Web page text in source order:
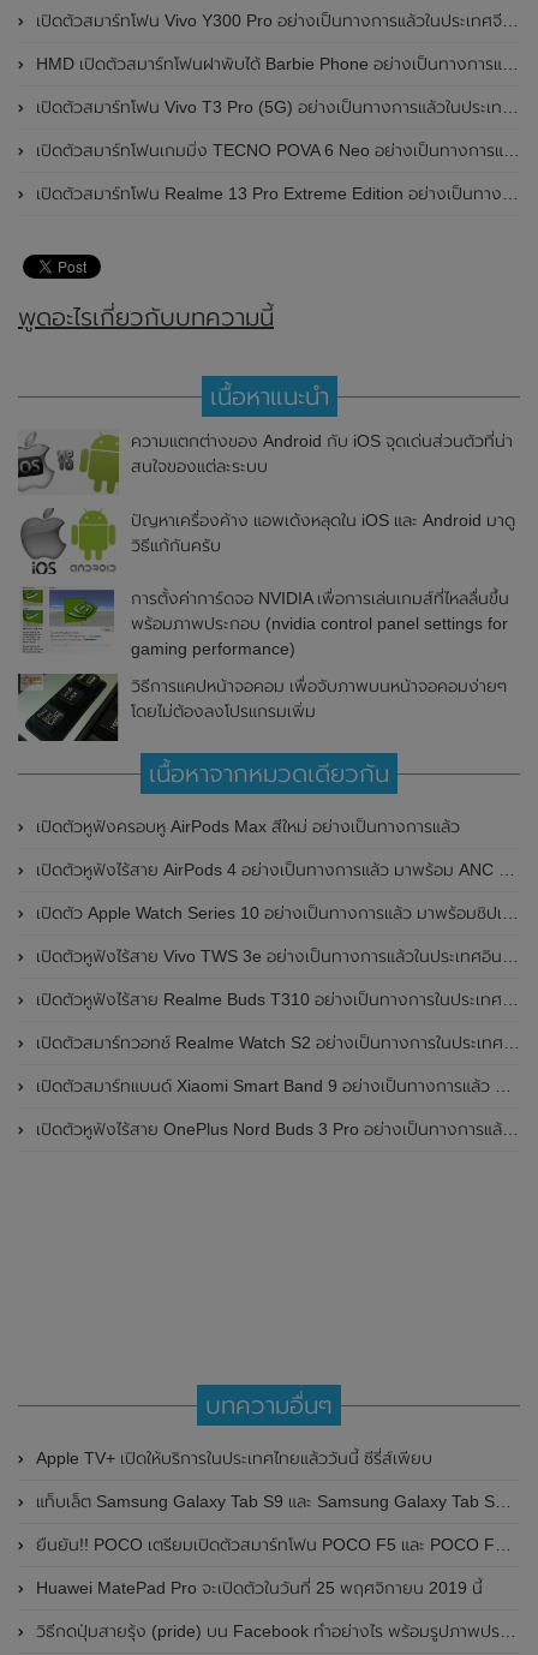
เปิดตัวสมาร์ทโฟน Vivo Y300 Pro อย่างเป็นทางการแล้วในประเทศจีน มาพร้อมดีไซน์พรีเมี่ยม ทนทาน และแบตเตอรี่สุดอึดขนาดใหญ่ 6,500mAh พร้อมรองรับการชาร์จไว 80W
HMD เปิดตัวสมาร์ทโฟนฝาพับได้ Barbie Phone อย่างเป็นทางการแล้ว มาพร้อมธีมสีชมพูสดใส
เปิดตัวสมาร์ทโฟน Vivo T3 Pro (5G) อย่างเป็นทางการแล้วในประเทศอินเดีย
เปิดตัวสมาร์ทโฟนเกมมิ่ง TECNO POVA 6 Neo อย่างเป็นทางการแล้วในประเทศไทย ในราคา 8,499 บาท
เปิดตัวสมาร์ทโฟน Realme 13 Pro Extreme Edition อย่างเป็นทางการแล้วในประเทศจีน
พูดอะไรเกี่ยวกับบทความนี้
เนื้อหาแนะนำ
ความแตกต่างของ Android กับ iOS จุดเด่นส่วนตัวที่น่า
สนใจของแต่ละระบบ
ปัญหาเครื่องค้าง แอพเด้งหลุดใน iOS และ Android มาดู
วิธีแก้กันครับ
การตั้งค่าการ์ดจอ NVIDIA เพื่อการเล่นเกมส์ที่ไหลลื่นขึ้น
พร้อมภาพประกอบ (nvidia control panel settings for
gaming performance)
วิธีการแคปหน้าจอคอม เพื่อจับภาพบนหน้าจอคอมง่ายๆ
โดยไม่ต้องลงโปรแกรมเพิ่ม
เนื้อหาจากหมวดเดียวกัน
เปิดตัวหูฟังครอบหู AirPods Max สีใหม่ อย่างเป็นทางการแล้ว
เปิดตัวหูฟังไร้สาย AirPods 4 อย่างเป็นทางการแล้ว มาพร้อม ANC และฟีเจอร์ใหม่มากมาย
เปิดตัว Apple Watch Series 10 อย่างเป็นทางการแล้ว มาพร้อมชิปเซ็ตรุ่น S10
เปิดตัวหูฟังไร้สาย Vivo TWS 3e อย่างเป็นทางการแล้วในประเทศอินเดีย มาพร้อมระบบตัดเสียงรบกวน ANC ที่ 30dB , ป้องกันฝุ่นและกันน้ำที่ระดับ IP54 , แบตเตอรี่สามารถใช้งานนานสูงสุด 36 ชั่วโมง
เปิดตัวหูฟังไร้สาย Realme Buds T310 อย่างเป็นทางการในประเทศอินเดีย มาพร้อมระบบตัดเสียงรบกวน ANC สูงสุด 46dB , เสียงรอบทิศทาง 360 องศา , แบตเตอรี่สามารถใช้งานได้นานสูงสุด 40 ชั่วโมง
เปิดตัวสมาร์ทวอทช์ Realme Watch S2 อย่างเป็นทางการในประเทศอินเดีย มาพร้อมตัวเรือนสแตนเลสสตีล , หน้าจอแสดงผล AMOLED ขนาด 1.43 นิ้ว , แบตเตอรี่ขนาดใหญ่ใช้งานได้นาน 20 วัน และรองรับคำสั่งเสียง Super AI Engine ที่ขับเคลื่อนโดย ChatGPT
เปิดตัวสมาร์ทแบนด์ Xiaomi Smart Band 9 อย่างเป็นทางการแล้ว มาพร้อมหน้าจอ AMOLED ขนาด 1.62 นิ้ว , ตัวเรือนเป็นโลหะ และแบตเตอรี่สุดอึดสามารถใช้งานได้นานถึง 21 วัน
เปิดตัวหูฟังไร้สาย OnePlus Nord Buds 3 Pro อย่างเป็นทางการแล้ว มาพร้อมระบบตัดเสียงรบกวน (ANC) สามารถลดเสียงรบกวนได้ 49dB และแบตเตอรี่สุดอึดใช้งานได้นานสูงสุดถึง 44 ชั่วโมง
บทความอื่นๆ
Apple TV+ เปิดให้บริการในประเทศไทยแล้ววันนี้ ซีรี่ส์เพียบ
แท็บเล็ต Samsung Galaxy Tab S9 และ Samsung Galaxy Tab S9 Ultra ผ่านการทดสอบประสิทธิภาพบน Geekbench แล้ว มาชิปเซ็ต Qualcomm Snapdragon 8 Gen 2
ยืนยัน!! POCO เตรียมเปิดตัวสมาร์ทโฟน POCO F5 และ POCO F5 Pro อย่างเป็นทางการทั่วโลกในวันที่ 9 พฤษภาคม 2023 นี้
Huawei MatePad Pro จะเปิดตัวในวันที่ 25 พฤศจิกายน 2019 นี้
วิธีกดปุ่มสายรุ้ง (pride) บน Facebook ทำอย่างไร พร้อมรูปภาพประกอบ